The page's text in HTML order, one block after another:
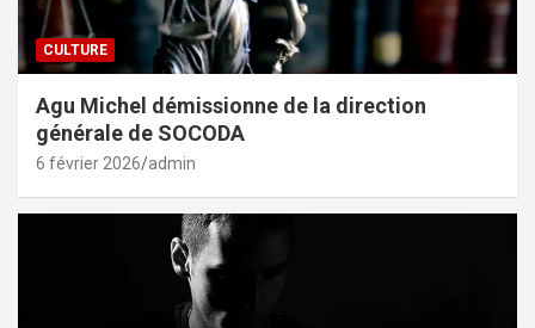
CULTURE
Agu Michel démissionne de la direction
générale de SOCODA
6 février 2026 admin